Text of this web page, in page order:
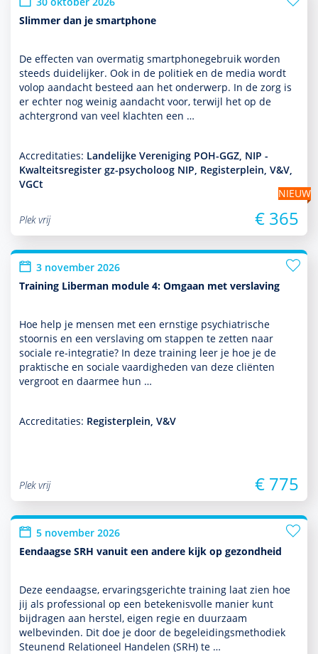
Slimmer dan je smartphone
De effecten van overmatig smartphonegebruik worden
steeds duide­lijker. Ook in de politiek en de media wordt
volop aan­dacht besteed aan het onder­werp. In de zorg is
er echter nog weinig aan­dacht voor, terwijl het op de
achter­grond van veel klachten een …
Accreditaties: Landelijke Vereniging POH-GGZ, NIP -
Kwalteitsregister gz-psycholoog NIP, Registerplein, V&V,
VGCt
NIEUW
Plek vrij
€ 365
3 november 2026
Training Liberman module 4: Omgaan met verslaving
Hoe help je mensen met een ernstige psychia­trische
stoor­nis en een ver­sla­ving om stappen te zetten naar
sociale re-integratie? In deze training leer je hoe je de
prak­tische en sociale vaar­dig­heden van deze cliënten
vergroot en daarmee hun …
Accreditaties: Registerplein, V&V
Plek vrij € 775
5 november 2026
Eendaagse SRH vanuit een andere kijk op gezondheid
Deze eendaagse, ervaringsgerichte training laat zien hoe
jij als professional op een bete­kenisvolle manier kunt
bijdragen aan herstel, eigen regie en duurzaam
welbevinden. Dit doe je door de bege­lei­dingsmetho­diek
Steunend Relationeel Han­delen (SRH) te …